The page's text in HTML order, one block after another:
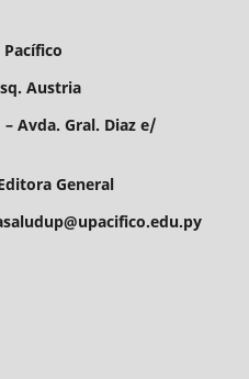
Austria
Avda. Gral. Diaz e/
General